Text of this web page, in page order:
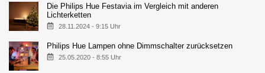
Die Philips Hue Festavia im Vergleich mit anderen
Lichterketten
28.11.2024 - 9:15 Uhr
Philips Hue Lampen ohne Dimmschalter zurücksetzen
25.05.2020 - 8:55 Uhr